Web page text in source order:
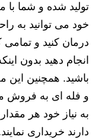
تولید شده و شما
خود می توانید به
درمان کنید و تمامی
انجام دهید بدون
باشید. همچنین
و فله ای به فروش
به نیاز خود هر
دارند خریداری